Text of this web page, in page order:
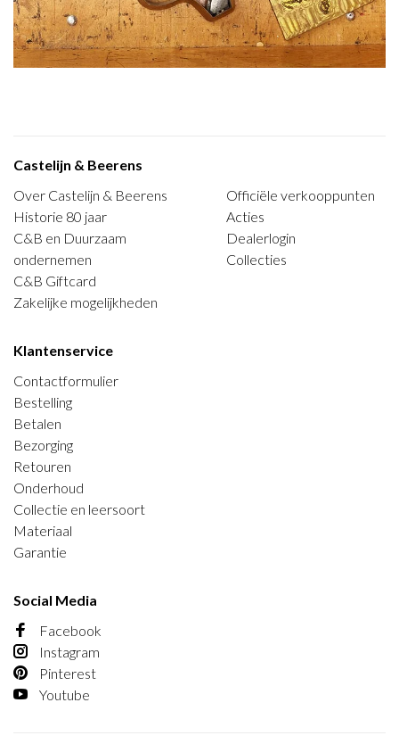
Castelijn & Beerens
Over Castelijn & Beerens
Historie 80 jaar
C&B en Duurzaam
ondernemen
C&B Giftcard
Zakelijke mogelijkheden
Officiële verkooppunten
Acties
Dealerlogin
Collecties
Klantenservice
Contactformulier
Bestelling
Betalen
Bezorging
Retouren
Onderhoud
Collectie en leersoort
Materiaal
Garantie
Social Media
Facebook
Instagram
Pinterest
Youtube